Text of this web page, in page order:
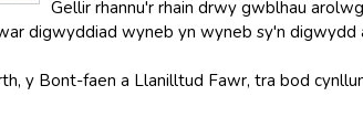
Gellir rhannu'r rhain drwy gwblhau
digwyddiad wyneb yn wyneb sy'n digwydd
y Bont-faen a Llanilltud Fawr, tra bod